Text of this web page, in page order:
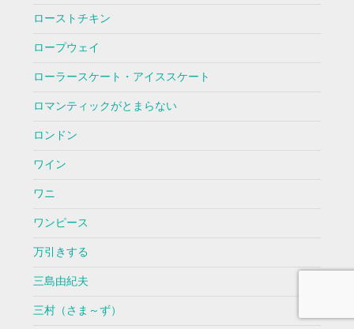
ローストチキン
ロープウェイ
ローラースケート・アイススケート
ロマンティックがとまらない
ロンドン
ワイン
ワニ
ワンピース
万引きする
三島由紀夫
三村（さま～ず）